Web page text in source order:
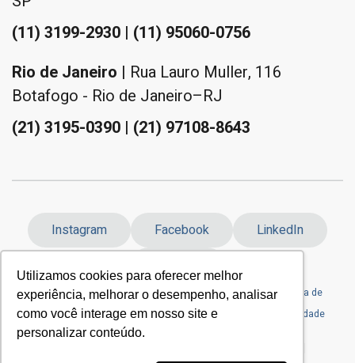
Utilizamos cookies para oferecer melhor
experiência, melhorar o desempenho, analisar
como você interage em nosso site e
personalizar conteúdo.
(11) 3199-2930 | (11) 95060-0756
Rio de Janeiro | Rua Lauro Muller, 116
Botafogo - Rio de Janeiro–RJ
(21) 3195-0390 | (21) 97108-8643
Instagram Facebook
LinkedIn
Formulário de Exercício de Direito do
Titular
Envie Seu
Currículo
Política de
Privacidade